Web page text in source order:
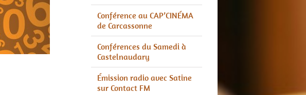
Conférence au CAP’CINÉMA
de Carcassonne
Conférences du Samedi à
Castelnaudary
Émission radio avec Satine
sur Contact FM